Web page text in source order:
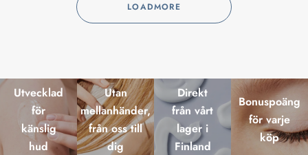
LOADMORE
Utvecklad
för
känslig
hud
Utan
mellanhänder,
från oss till
dig
Direkt
från vårt
lager i
Finland
Bonuspoäng
för varje
köp